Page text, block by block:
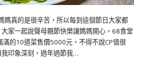
媽真的是很辛苦，所以每到這個節日大家都
家一起說聲母親節快樂讓媽媽開心，68食堂
的10道菜售價5000元，不得不說CP值很
印象深刻，過年過節我…